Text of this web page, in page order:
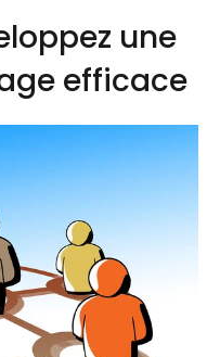
une
efficace